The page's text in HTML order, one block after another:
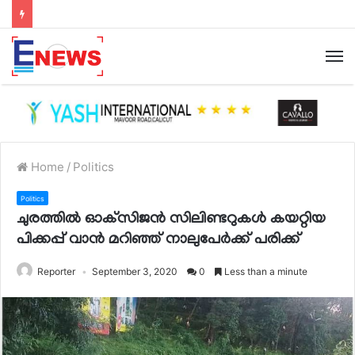
Home / Politics
Politics
ചുരത്തില്‍ ഓക്‌സിജന്‍ സിലിണ്ടറുകള്‍ കയറ്റിയ
പിക്കപ്പ് വാന്‍ മറിഞ്ഞ് നാലുപേര്‍ക്ക്‌ പരിക്ക്
Reporter September 3, 2020 0 Less than a minute